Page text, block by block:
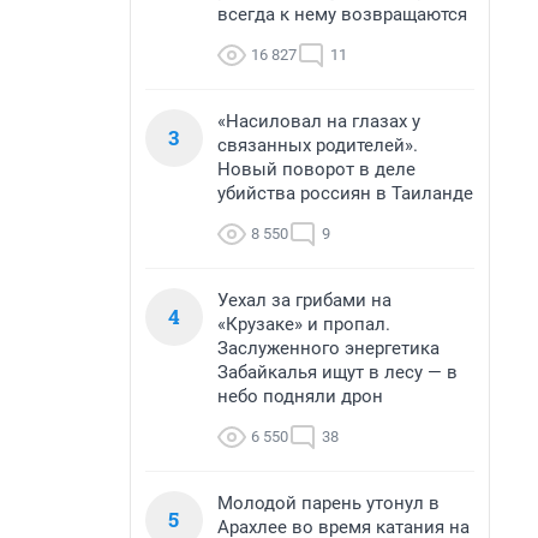
всегда к нему возвращаются
16 827 11
3
«Насиловал на глазах у
связанных родителей».
Новый поворот в деле
убийства россиян в Таиланде
8 550 9
4
Уехал за грибами на
«Крузаке» и пропал.
Заслуженного энергетика
Забайкалья ищут в лесу — в
небо подняли дрон
6 550 38
5
Молодой парень утонул в
Арахлее во время катания на